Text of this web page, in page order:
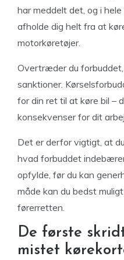
har meddelt det, og i
afholde dig helt fra at
motorkøretøjer.
Overtræder du
sanktioner.
for din ret til at køre bil –
konsekvenser for dit
Det er derfor vigtigt, at
hvad forbuddet
opfylde, før du kan
måde kan du bedst
førerretten.
De første
mistet